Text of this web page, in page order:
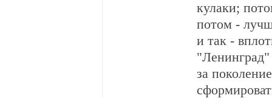
кулаки;
потом -
и так -
"Ленинград"
за